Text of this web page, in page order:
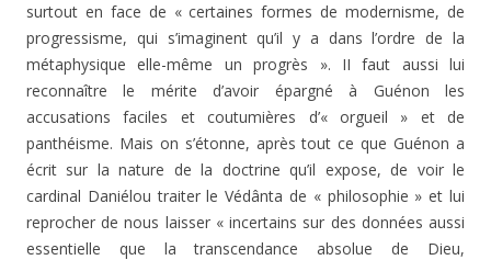
surtout en face de « certaines formes de modernisme, de
progressisme, qui s’imaginent qu’il y a dans l’ordre de la
métaphysique elle-même un progrès ». II faut aussi lui
reconnaître le mérite d’avoir épargné à Guénon les
accusations faciles et coutumières d’« orgueil » et de
panthéisme. Mais on s’étonne, après tout ce que Guénon a
écrit sur la nature de la doctrine qu’il expose, de voir le
cardinal Daniélou traiter le Védânta de « philosophie » et lui
reprocher de nous laisser « incertains sur des données aussi
essentielle que la transcendance absolue de Dieu,